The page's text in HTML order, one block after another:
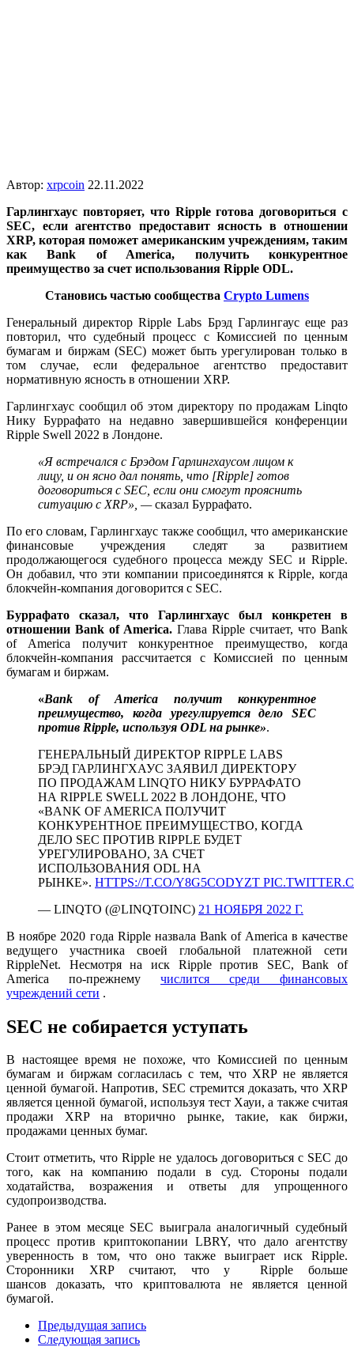
Автор: xrpcoin 22.11.2022
Гарлингхаус повторяет, что Ripple готова договориться с
SEC, если агентство предоставит ясность в отношении
XRP, которая поможет американским учреждениям, таким
как Bank of America, получить конкурентное
преимущество за счет использования Ripple ODL.
Становись частью сообщества Crypto Lumens
Генеральный директор Ripple Labs Брэд Гарлингаус еще раз
повторил, что судебный процесс с Комиссией по ценным
бумагам и биржам (SEC) может быть урегулирован только в
том случае, если федеральное агентство предоставит
нормативную ясность в отношении XRP.
Гарлингхаус сообщил об этом директору по продажам Linqto
Нику Буррафато на недавно завершившейся конференции
Ripple Swell 2022 в Лондоне.
«Я встречался с Брэдом Гарлингхаусом лицом к
лицу, и он ясно дал понять, что [Ripple] готов
договориться с SEC, если они смогут прояснить
ситуацию с XRP», —сказал Буррафато.
По его словам, Гарлингхаус также сообщил, что американские
финансовые учреждения следят за развитием
продолжающегося судебного процесса между SEC и Ripple.
Он добавил, что эти компании присоединятся к Ripple, когда
блокчейн-компания договорится с SEC.
Буррафато сказал, что Гарлингхаус был конкретен в
отношении Bank of America. Глава Ripple считает, что Bank
of America получит конкурентное преимущество, когда
блокчейн-компания рассчитается с Комиссией по ценным
бумагам и биржам.
«Bank of America получит конкурентное
преимущество, когда урегулируется дело SEC
против Ripple, используя ODL на рынке».
ГЕНЕРАЛЬНЫЙ ДИРЕКТОР RIPPLE LABS
БРЭД ГАРЛИНГХАУС ЗАЯВИЛ ДИРЕКТОРУ
ПО ПРОДАЖАМ LINQTO НИКУ БУРРАФАТО
НА RIPPLE SWELL 2022 В ЛОНДОНЕ, ЧТО
«BANK OF AMERICA ПОЛУЧИТ
КОНКУРЕНТНОЕ ПРЕИМУЩЕСТВО, КОГДА
ДЕЛО SEC ПРОТИВ RIPPLE БУДЕТ
УРЕГУЛИРОВАНО, ЗА СЧЕТ
ИСПОЛЬЗОВАНИЯ ODL НА
РЫНКЕ». HTTPS://T.CO/Y8G5CODYZT
— LINQTO (@LINQTOINC) 21 НОЯБРЯ 2022 Г.
В ноябре 2020 года Ripple назвала Bank of America в качестве
ведущего участника своей глобальной платежной сети
RippleNet. Несмотря на иск Ripple против SEC, Bank of
America по-прежнему числится среди финансовых
учреждений сети .
SEC не собирается уступать
В настоящее время не похоже, что Комиссией по ценным
бумагам и биржам согласилась с тем, что XRP не является
ценной бумагой. Напротив, SEC стремится доказать, что XRP
является ценной бумагой, используя тест Хауи, а также считая
продажи XRP на вторично рынке, такие, как биржи,
продажами ценных бумаг.
Стоит отметить, что Ripple не удалось договориться с SEC до
того, как на компанию подали в суд. Стороны подали
ходатайства, возражения и ответы для упрощенного
судопроизводства.
Ранее в этом месяце SEC выиграла аналогичный судебный
процесс против криптокопании LBRY, что дало агентству
уверенность в том, что оно также выиграет иск Ripple.
Сторонники XRP считают, что уRipple больше
шансов доказать, что криптовалюта не является ценной
бумагой.
Предыдущая запись
Следующая запись